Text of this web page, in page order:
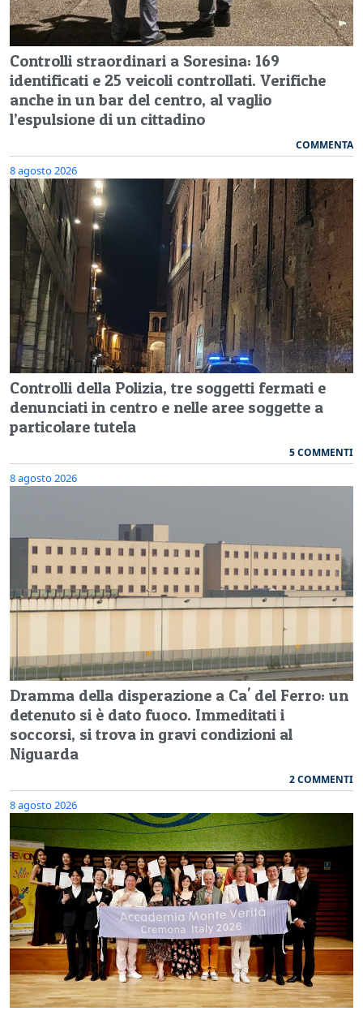
Controlli straordinari a Soresina: 169
identificati e 25 veicoli controllati. Verifiche
anche in un bar del centro, al vaglio
l’espulsione di un cittadino
COMMENTA
8 agosto 2026
Controlli della Polizia, tre soggetti fermati e
denunciati in centro e nelle aree soggette a
particolare tutela
5 COMMENTI
8 agosto 2026
Dramma della disperazione a Ca' del Ferro: un
detenuto si è dato fuoco. Immeditati i
soccorsi, si trova in gravi condizioni al
Niguarda
2 COMMENTI
8 agosto 2026